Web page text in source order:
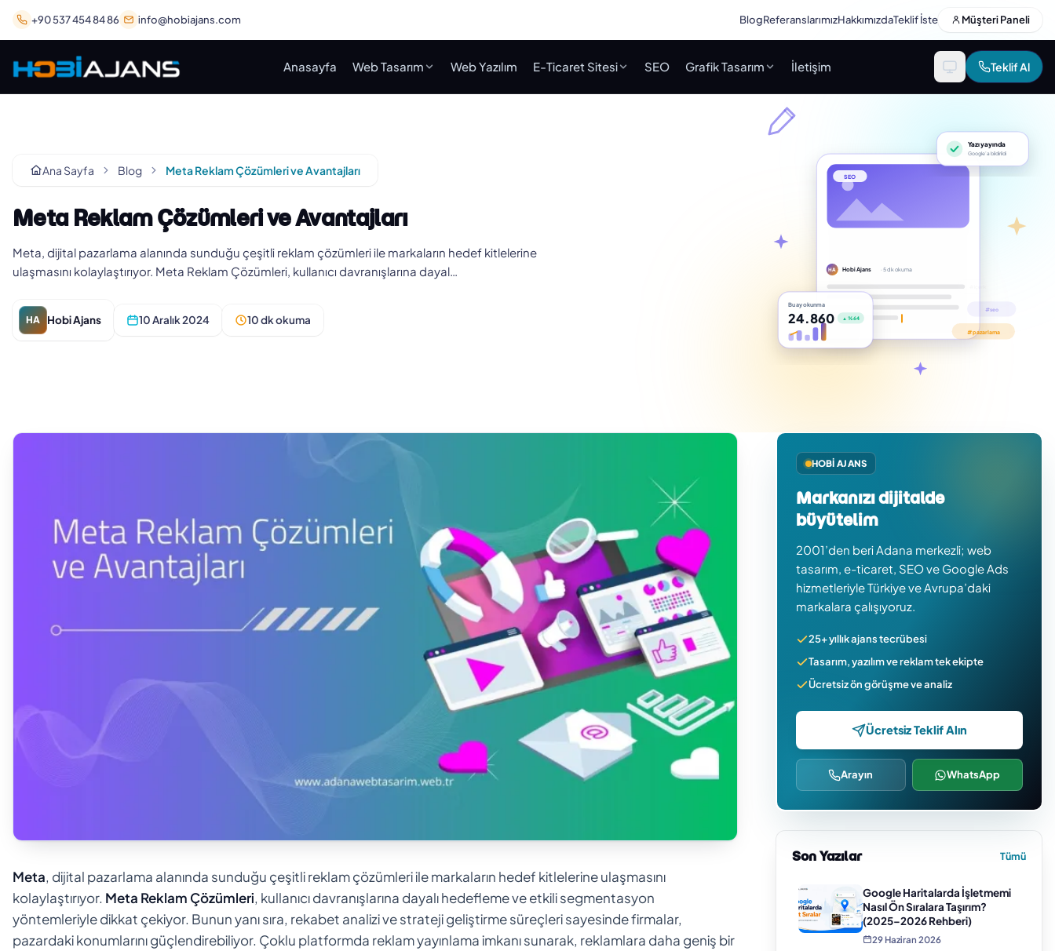
+90 537 454 84 86 info@hobiajans.com BlogReferanslarımızHakkımızdaTeklif İste Müşteri Paneli
Anasayfa Web Tasarım Web Yazılım E-Ticaret Sitesi SEO Grafik Tasarım İletişim Teklif Al
Ana Sayfa Blog Meta Reklam Çözümleri ve Avantajları
Meta Reklam Çözümleri ve Avantajları
Meta, dijital pazarlama alanında sunduğu çeşitli reklam çözümleri ile markaların hedef kitlelerine
ulaşmasını kolaylaştırıyor. Meta Reklam Çözümleri, kullanıcı davranışlarına dayal…
HA Hobi Ajans 10 Aralık 2024 10 dk okuma
SEO
HA Hobi Ajans · 5 dk okuma
Yazı yayında
Google’a bildirildi
Bu ay okunma
24.860 ▲ %64
Meta, dijital pazarlama alanında sunduğu çeşitli reklam çözümleri ile markaların hedef kitlelerine ulaşmasını
kolaylaştırıyor. Meta Reklam Çözümleri, kullanıcı davranışlarına dayalı hedefleme ve etkili segmentasyon
yöntemleriyle dikkat çekiyor. Bunun yanı sıra, rekabet analizi ve strateji geliştirme süreçleri sayesinde firmalar,
pazardaki konumlarını güçlendirebiliyor. Çoklu platformda reklam yayınlama imkanı sunarak, reklamlara daha geniş bir
HOBI AJANS
Markanızı dijitalde
büyütelim
2001’den beri Adana merkezli; web
tasarım, e-ticaret, SEO ve Google Ads
hizmetleriyle Türkiye ve Avrupa’daki
markalara çalışıyoruz.
25+ yıllık ajans tecrübesi
Tasarım, yazılım ve reklam tek ekipte
Ücretsiz ön görüşme ve analiz
Ücretsiz Teklif Alın
Arayın WhatsApp
Son Yazılar Tümü
Google Haritalarda İşletmemi
Nasıl Ön Sıralara Taşırım?
(2025–2026 Rehberi)
29 Haziran 2026